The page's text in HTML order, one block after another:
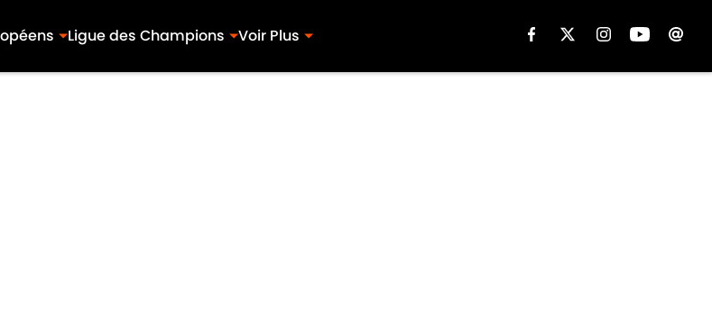
Ligue des Champions Voir Plus